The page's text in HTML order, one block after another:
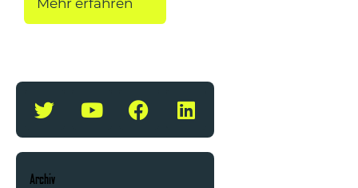
Mehr erfahren
Archiv